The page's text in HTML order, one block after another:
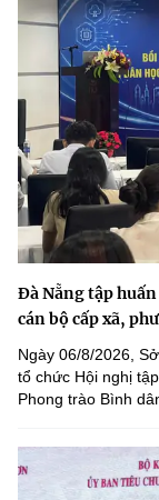
Đà Nẵng tập
cán bộ cấp xã,
Ngày 06/8/2026,
tổ chức Hội nghị
Phong trào Bình